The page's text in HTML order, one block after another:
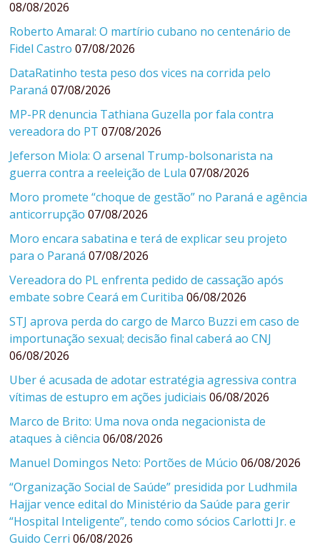
08/08/2026
Roberto Amaral: O martírio cubano no centenário de
Fidel Castro 07/08/2026
DataRatinho testa peso dos vices na corrida pelo
Paraná 07/08/2026
MP-PR denuncia Tathiana Guzella por fala contra
vereadora do PT 07/08/2026
Jeferson Miola: O arsenal Trump-bolsonarista na
guerra contra a reeleição de Lula 07/08/2026
Moro promete “choque de gestão” no Paraná e agência
anticorrupção 07/08/2026
Moro encara sabatina e terá de explicar seu projeto
para o Paraná 07/08/2026
Vereadora do PL enfrenta pedido de cassação após
embate sobre Ceará em Curitiba 06/08/2026
STJ aprova perda do cargo de Marco Buzzi em caso de
importunação sexual; decisão final caberá ao CNJ
06/08/2026
Uber é acusada de adotar estratégia agressiva contra
vítimas de estupro em ações judiciais 06/08/2026
Marco de Brito: Uma nova onda negacionista de
ataques à ciência 06/08/2026
Manuel Domingos Neto: Portões de Múcio 06/08/2026
“Organização Social de Saúde” presidida por Ludhmila
Hajjar vence edital do Ministério da Saúde para gerir
“Hospital Inteligente”, tendo como sócios Carlotti Jr. e
Guido Cerri 06/08/2026